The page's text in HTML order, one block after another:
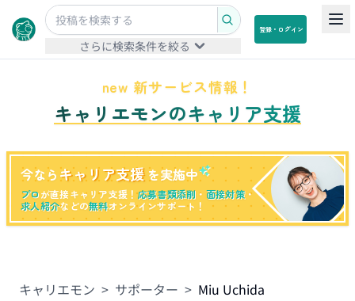
さらに検索条件を絞る
登録・ログイン
new 新サービス情報！
キャリエモンのキャリア支援
今なら キャリア支援 を実施中
プロが直接キャリア支援！応募書類添削 ・ 面接対策・
求人紹介などの無料オンラインサポート！
キャリエモン > サポーター > Miu Uchida